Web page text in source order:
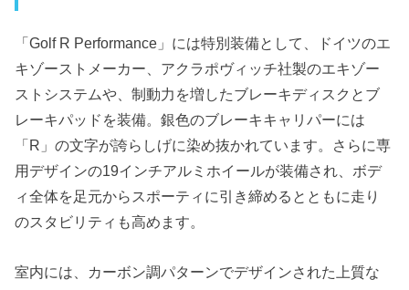
「Golf R Performance」には特別装備として、ドイツのエ
キゾーストメーカー、アクラポヴィッチ社製のエキゾー
ストシステムや、制動力を増したブレーキディスクとブ
レーキパッドを装備。銀色のブレーキキャリパーには
「R」の文字が誇らしげに染め抜かれています。さらに専
用デザインの19インチアルミホイールが装備され、ボデ
ィ全体を足元からスポーティに引き締めるとともに走り
のスタビリティも高めます。
室内には、カーボン調パターンでデザインされた上質な